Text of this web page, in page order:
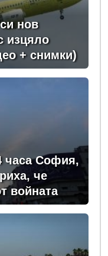
нов
изцяло
+ снимки)
часа София,
че
войната